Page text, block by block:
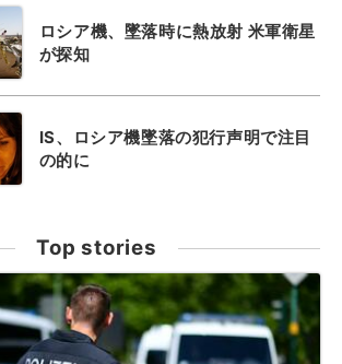
ロシア機、墜落時に熱放射 米軍衛星
が探知
IS、ロシア機墜落の犯行声明で注目
の的に
Top stories